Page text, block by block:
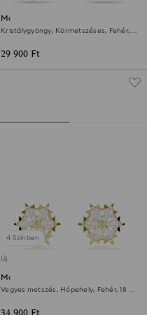
Matrix bedugós fülbevaló
Kristálygyöngy, Körmetszéses, Fehér,
29 900 Ft
4 Színben
Új
Magic bedugós fülbevaló
Vegyes metszés, Hópehely, Fehér, 18 kt-